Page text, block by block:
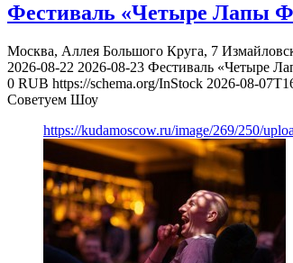
Фестиваль «Четыре Лапы
Москва, Аллея Большого Круга, 7
2026-08-22 2026-08-23 Фестиваль «Четыре
0 RUB https://schema.org/InStock 2026-08-
Советуем Шоу
https://kudamoscow.ru/image/269/250/